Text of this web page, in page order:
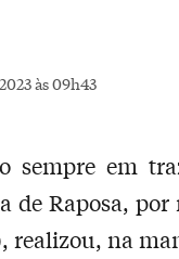
às 09h43
sempre em
de Raposa,
realizou, na